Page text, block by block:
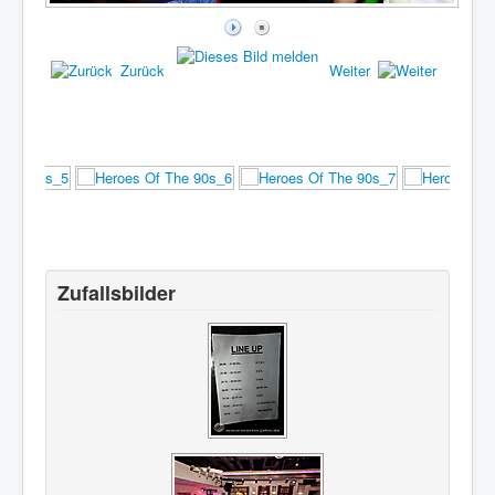
Heroes Of The 90s_44
Zurück Weiter
Zufallsbilder